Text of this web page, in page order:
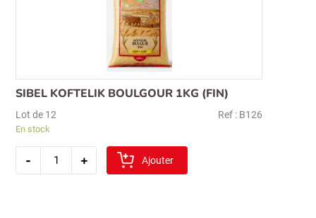
SIBEL KOFTELIK BOULGOUR 1KG (FIN)
Lot de 12 Ref : B126
En stock
-
quantité
+ Ajouter